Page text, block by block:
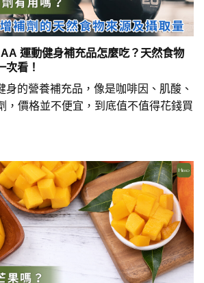
運動健身補充品怎麼吃？天然食物
次看！
身的營養補充品，像是咖啡因、肌酸、
，價格並不便宜，到底值不值得花錢買